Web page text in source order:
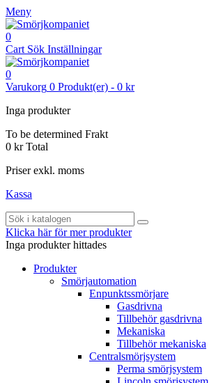
Meny
0
Cart Sök Inställningar
0
Varukorg 0 Produkt(er) - 0 kr
Inga produkter
To be determined Frakt
0 kr Total
Priser exkl. moms
Kassa
Klicka här för mer produkter
Inga produkter hittades
Produkter
Smörjautomation
Enpunktssmörjare
Gasdrivna
Tillbehör gasdrivna
Mekaniska
Tillbehör mekaniska
Centralsmörjsystem
Perma smörjsystem